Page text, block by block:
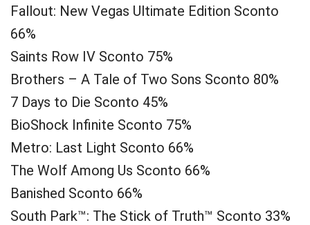
Fallout: New Vegas Ultimate Edition Sconto
66%
Saints Row IV Sconto 75%
Brothers – A Tale of Two Sons Sconto 80%
7 Days to Die Sconto 45%
BioShock Infinite Sconto 75%
Metro: Last Light Sconto 66%
The Wolf Among Us Sconto 66%
Banished Sconto 66%
South Park™: The Stick of Truth™ Sconto 33%